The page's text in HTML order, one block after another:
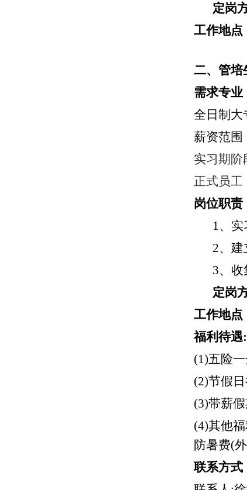
定岗
工作地点
二、 管培
需求专业
全日制 大
薪资范围
实习期阶
正式员工
岗位职责
1、
2、建
3、收
定岗
工作地点
福利待遇:
(1)五险
(2)节假
(3)带薪
(4)其他
防暑费(
联系方式